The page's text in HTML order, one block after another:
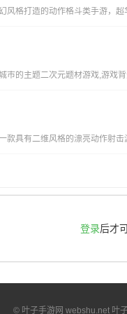
登录后才
© 叶子手游网 webshu.net 叶